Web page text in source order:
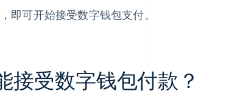
即可开始接受数字钱包支付。
接受数字钱包付款？